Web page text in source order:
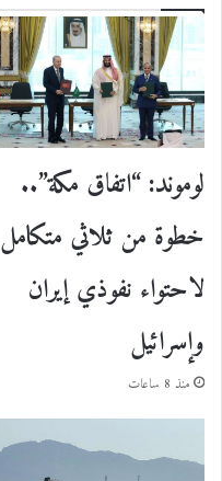
لوموند: “اتفاق مكة”..
خطوة من ثلاثي متكامل
لاحتواء نفوذي إيران
وإسرائيل
منذ 8 ساعات